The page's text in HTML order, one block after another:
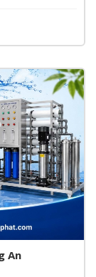
An